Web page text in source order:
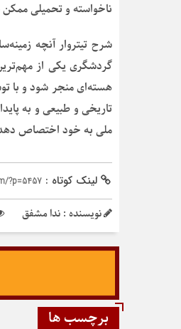
ناخواسته و تحمیلی
شرح تیتروار آنچه
گردشگری یکی از
هسته‌ای منجر شود و با
تاریخی و طبیعی و به
ملی به خود اختصاص
لینک کوتاه : ?p=5457
نویسنده : ندا مشفق
برچسب ها